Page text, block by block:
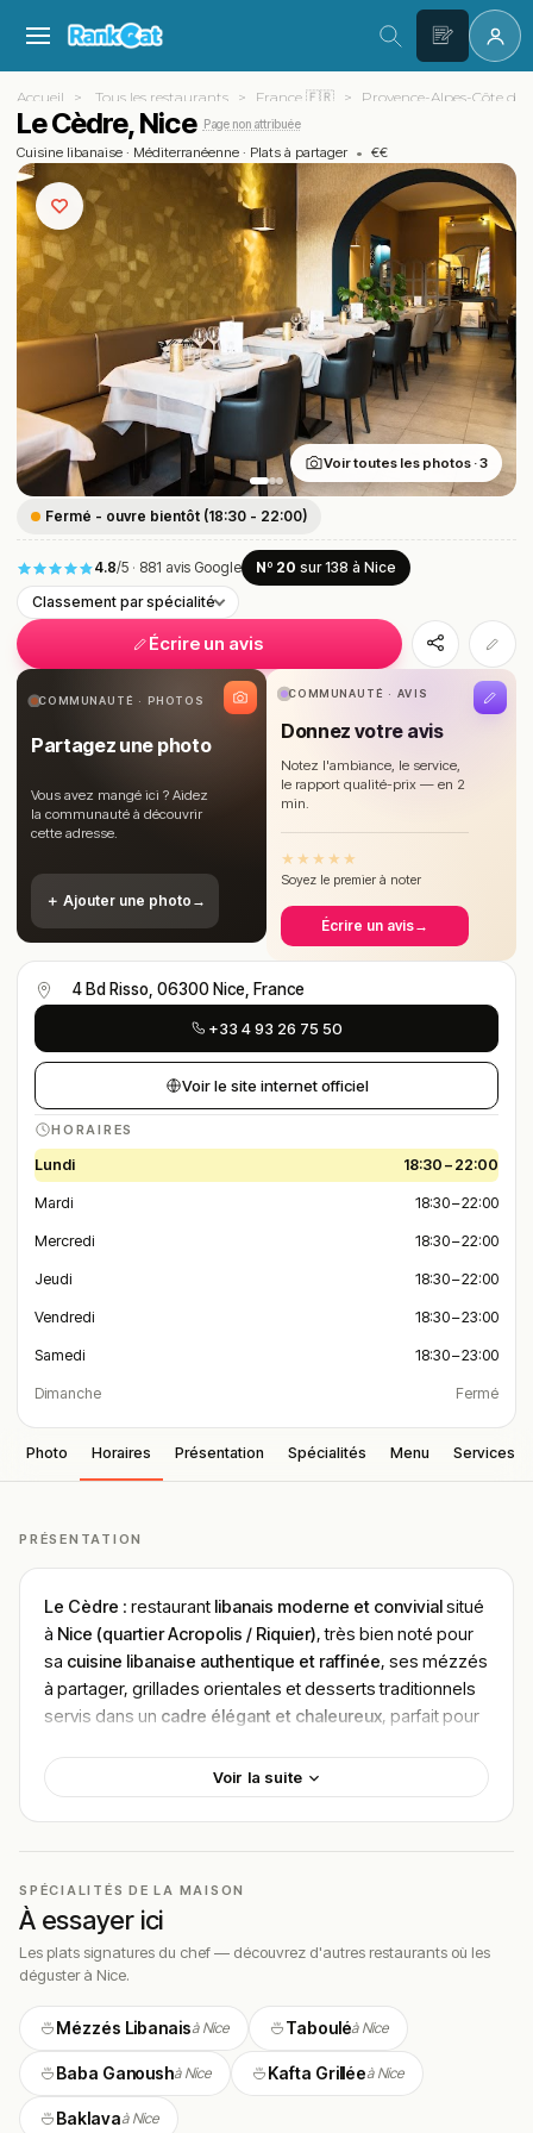
Accueil Tous les restaurants France 🇫🇷 Provence-Alpes-Côte
Le Cèdre, Nice Page non attribuée
Cuisine libanaise · Méditerranéenne · Plats à partager • €€
Fermé - ouvre bientôt (18:30 - 22:00)
4.8/5 · 881 avis Google Nº 20 sur 138 à Nice
Classement par spécialité
Écrire un avis
Voir toutes les photos · 3
COMMUNAUTÉ · PHOTOS
Partagez une photo
Vous avez mangé ici ? Aidez
la communauté à découvrir
cette adresse.
＋ Ajouter une photo →
COMMUNAUTÉ · AVIS
Donnez votre avis
Notez l'ambiance, le service,
le rapport qualité-prix — en 2
min.
★ ★ ★ ★ ★
Soyez le premier à noter
Écrire un avis→
4 Bd Risso, 06300 Nice, France
+33 4 93 26 75 50
Voir le site internet officiel
HORAIRES
Lundi 18:30 – 22:00
Mardi 18:30 – 22:00
Mercredi 18:30 – 22:00
Jeudi 18:30 – 22:00
Vendredi 18:30 – 23:00
Samedi 18:30 – 23:00
Dimanche Fermé
Photo Horaires Présentation Spécialités Menu Services
PRÉSENTATION
Le Cèdre : restaurant libanais moderne et convivialsitué
à Nice (quartier Acropolis / Riquier), très bien noté pour
sa cuisine libanaise authentique et raffinée, ses mézzés
à partager, grillades orientales et desserts traditionnels
servis dans un cadre élégant et chaleureux, parfait pour
couple ou en famille
, budget€€ (≈ 30–40 €)
Localisation
proximité du palais des expositions d’Acropolis et
facilement accessible à pied depuis le centre-ville ou les
L’emplacement dans un quartier animé en fait une
adresse pratique pour une soirée gourmande après une
journée de visites ou de promenade.
Cadre & ambiance
Le restaurant propose un
Voir la suite
SPÉCIALITÉS DE LA MAISON
À essayer ici
Les plats signatures du chef — découvrez d'autres restaurants où les
déguster à Nice.
Mézzés Libanaisà Nice Tabouléà Nice
Baba Ganoushà Nice Kafta Grilléeà Nice
Baklavaà Nice